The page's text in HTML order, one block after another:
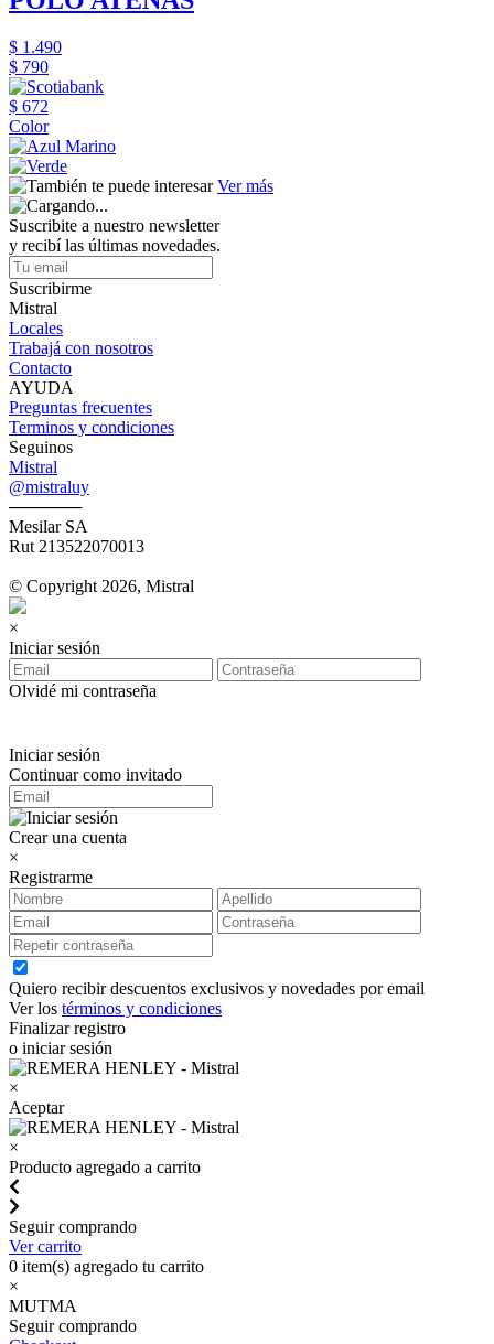
$ 1.490
$ 790
$ 672
Color
Ver más
Suscribite a nuestro newsletter
y recibí las últimas novedades.
Suscribirme
Mistral
Locales
Trabajá con nosotros
Contacto
AYUDA
Preguntas frecuentes
Terminos y condiciones
Seguinos
Mistral
@mistraluy
──────
Mesilar SA
Rut 213522070013
© Copyright 2026, Mistral
×
Iniciar sesión
Olvidé mi contraseña
Iniciar sesión
Continuar como invitado
Crear una cuenta
×
Registrarme
Quiero recibir descuentos exclusivos y novedades por email
Ver los términos y condiciones
Finalizar registro
o iniciar sesión
×
Aceptar
×
Producto agregado a carrito
Seguir comprando
Ver carrito
0 item(s) agregado tu carrito
×
MUTMA
Seguir comprando